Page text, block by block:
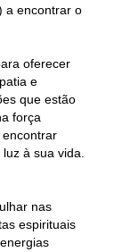
a encontrar o
oferecer
e
que estão
força
à sua vida.
nas
espirituais